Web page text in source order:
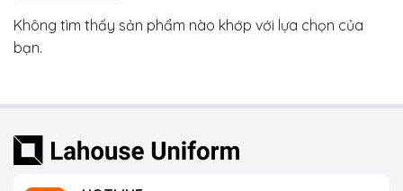
Không tìm thấy sản phẩm nào khớp với lựa chọn của
bạn.